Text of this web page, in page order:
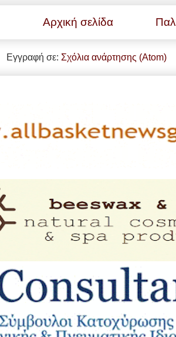
Αρχική σελίδα
Εγγραφή σε: Σχόλια ανάρτησης (Atom)